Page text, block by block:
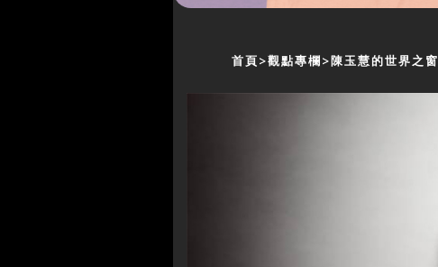
首頁 觀點專欄 陳玉慧的世界之窗